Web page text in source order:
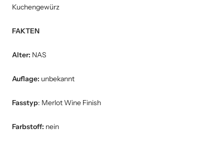
Kuchengewürz
FAKTEN
Alter: NAS
Auflage: unbekannt
Fasstyp: Merlot Wine Finish
Farbstoff: nein